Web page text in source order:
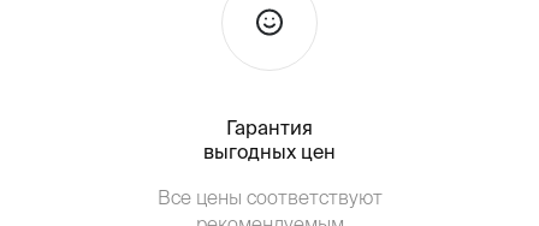
Гарантия
выгодных цен
Все цены соответствуют